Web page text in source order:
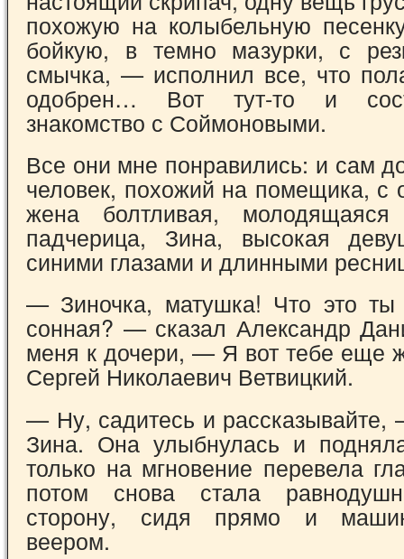
похожую на колыбельную
бойкую, в темно мазурки, с
смычка, — исполнил все, что
одобрен… Вот тут-то и
знакомство с Соймоновыми.
Все они мне понравились: и сам
человек, похожий на помещика, с
жена болтливая,
падчерица, Зина, высокая
синими глазами и длинными
— Зиночка, матушка! Что это ты
сонная? — сказал Александр
меня к дочери, — Я вот тебе еще
Сергей Николаевич Ветвицкий.
— Ну, садитесь и рассказывайте,
Зина. Она улыбнулась и
только на мгновение перевела
потом снова стала
сторону, сидя прямо и
веером.